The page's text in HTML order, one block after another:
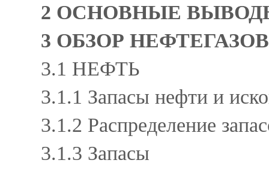
2 ОСНОВНЫЕ
3 ОБЗОР
3.1 НЕФТЬ
3.1.1 Запасы нефти и
3.1.2 Распределение
3.1.3 Запасы